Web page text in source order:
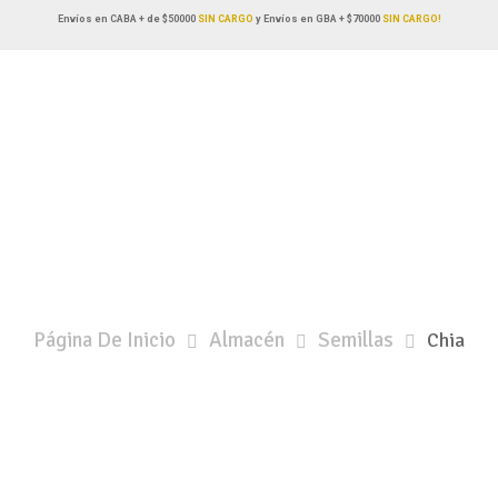
Envíos en CABA + de $50000SIN CARGO y Envíos en GBA + $70000 SIN CARGO!
Página De Inicio Almacén Semillas Chia